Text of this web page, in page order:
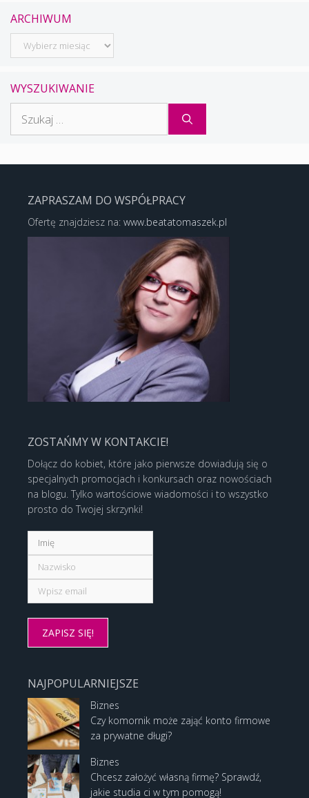
ARCHIWUM
Archiwum
WYSZUKIWANIE
ZAPRASZAM DO WSPÓŁPRACY
Ofertę znajdziesz na: www.beatatomaszek.pl
ZOSTAŃMY W KONTAKCIE!
Dołącz do kobiet, które jako pierwsze dowiadują się o
specjalnych promocjach i konkursach oraz nowościach
na blogu. Tylko wartościowe wiadomości i to wszystko
prosto do Twojej skrzynki!
NAJPOPULARNIEJSZE
Biznes
Czy komornik może zająć konto firmowe
za prywatne długi?
Biznes
Chcesz założyć własną firmę? Sprawdź,
jakie studia ci w tym pomogą!